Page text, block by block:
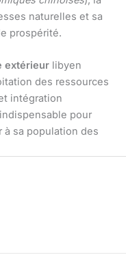
naturelles et sa
prospérité.
extérieur libyen
des ressources
intégration
pour
à sa population des